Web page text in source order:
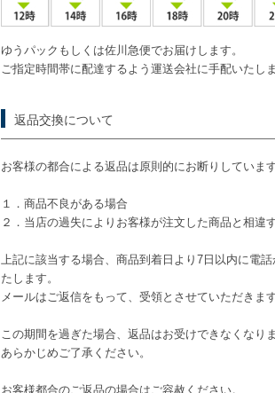
ゆうパックもしくは佐川急便でお届けします。
ご指定時間帯に配達するよう運送会社に手配いたしま
返品交換について
お客様の都合による返品は原則的にお断りしています
１．商品不良がある場合
２．当店の過失によりお客様が注文した商品と相違
上記に該当する場合、商品到着日より7日以内に電
たします。
メールはご返信をもって、受領とさせていただきます
この期間を過ぎた場合、返品はお受けできなくなりま
あらかじめご了承ください。
お客様都合のご返品の場合はご容赦ください。